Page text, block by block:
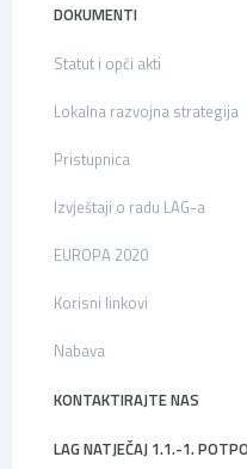
DOKUMENTI
Statut i opći akti
Lokalna razvojna strategija
Pristupnica
Izvještaji o radu LAG-a
EUROPA 2020
Korisni linkovi
Nabava
KONTAKTIRAJTE NAS
LAG NATJEČAJ 1.1.-1.